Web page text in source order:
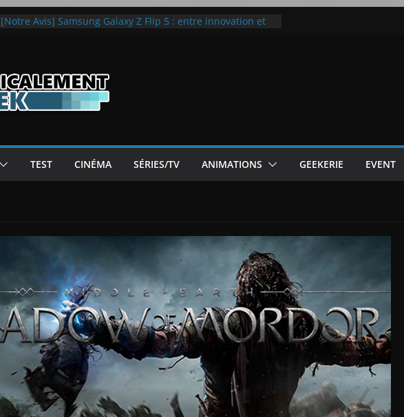
LEGO dévoile la LEGO Technic McLaren P1
[PS5] Throne and Liberty – Notre Avis
[Notre Avis] Spy x Family: Code White
TEST CINÉMA SÉRIES/TV ANIMATIONS GEEKERIE EVENT